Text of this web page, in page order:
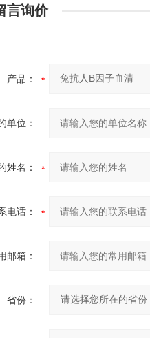
言询价
产品：
单位：
姓名：
电话：
邮箱：
省份：